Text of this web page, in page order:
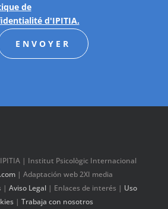
de
d'IPITIA.
ENVOYER
| Institut Psicològic Internacional
| Adaptación web 2XI media
| Aviso Legal| Enlaces de interés | Uso
| Trabaja con nosotros